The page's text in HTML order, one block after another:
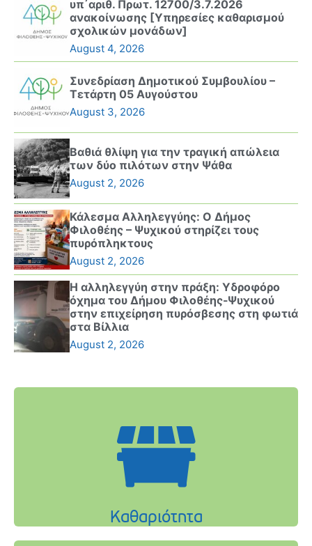
υπ΄αριθ. Πρωτ. 12700/3.7.2026
ανακοίνωσης [Υπηρεσίες καθαρισμού
σχολικών μονάδων]
August 4, 2026
Συνεδρίαση Δημοτικού Συμβουλίου –
Τετάρτη 05 Αυγούστου
August 3, 2026
Βαθιά θλίψη για την τραγική απώλεια
των δύο πιλότων στην Ψάθα
August 2, 2026
Κάλεσμα Αλληλεγγύης: Ο Δήμος
Φιλοθέης – Ψυχικού στηρίζει τους
πυρόπληκτους
August 2, 2026
Η αλληλεγγύη στην πράξη: Υδροφόρο
όχημα του Δήμου Φιλοθέης-Ψυχικού
στην επιχείρηση πυρόσβεσης στη φωτιά
στα Βίλλια
August 2, 2026